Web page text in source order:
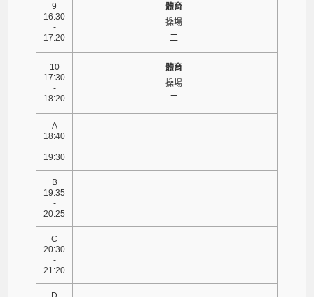
9
16:30
-
17:20
體育
操場
二
10
17:30
-
18:20
體育
操場
二
A
18:40
-
19:30
B
19:35
-
20:25
C
20:30
-
21:20